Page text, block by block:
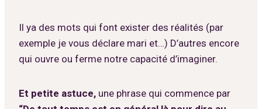
Il ya des mots qui font exister des réalités (par
exemple je vous déclare mari et…) D’autres encore
qui ouvre ou ferme notre capacité d’imaginer.
Et petite astuce, une phrase qui commence par